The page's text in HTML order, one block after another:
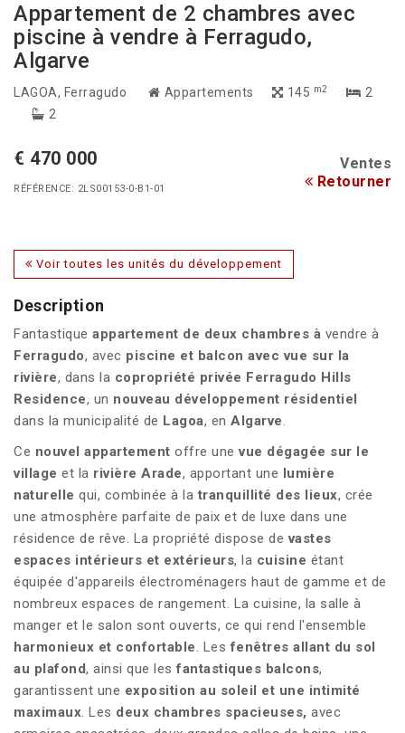
Appartement de 2 chambres avec
piscine à vendre à Ferragudo,
Algarve
LAGOA, Ferragudo Appartements 145 m2
2
2
€ 470 000 Ventes
RÉFÉRENCE: 2LS00153-0-B1-01 Retourner
Voir toutes les unités du développement
Description
Fantastique appartement de deux chambres à vendre à
Ferragudo, avec piscine et balcon avec vue sur la
rivière, dans la copropriété privée Ferragudo Hills
Residence, un nouveau développement résidentiel
dans la municipalité de Lagoa, en Algarve.
Ce nouvel appartement offre unevue dégagée sur le
village et la rivière Arade, apportant une
lumière
naturelle qui, combinée à la tranquillité des lieux, crée
une atmosphère parfaite de paix et de luxe dans une
résidence de rêve. La propriété dispose devastes
espaces intérieurs et extérieurs, la cuisine étant
équipée d'appareils électroménagers haut de gamme et de
nombreux espaces de rangement. La cuisine, la salle à
manger et le salon sont ouverts, ce qui rend l'ensemble
harmonieux et confortable. Lesfenêtres allant du sol
au plafond, ainsi que lesfantastiques balcons,
garantissent une exposition au soleil et une intimité
maximaux. Les deux chambres spacieuses, avec